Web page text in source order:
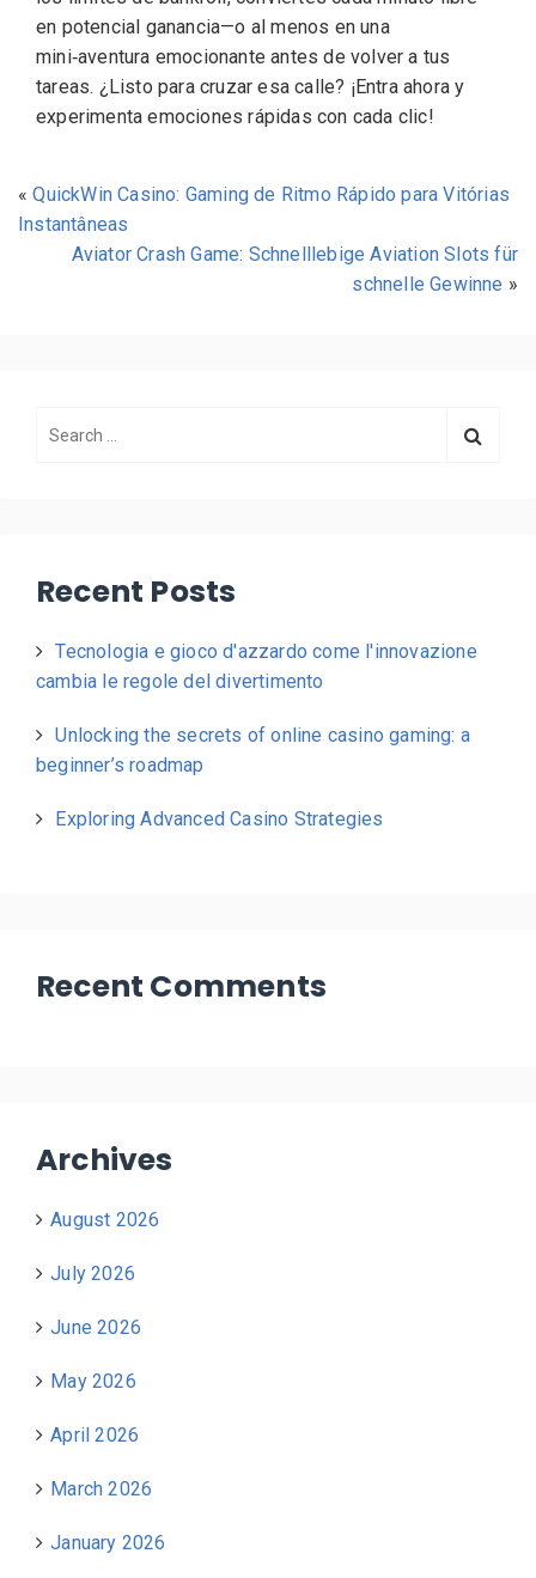
en potencial ganancia—o al menos en una
mini‑aventura emocionante antes de volver a tus
tareas. ¿Listo para cruzar esa calle? ¡Entra ahora y
experimenta emociones rápidas con cada clic!
«QuickWin Casino: Gaming de Ritmo Rápido para Vitórias
Instantâneas
Aviator Crash Game: Schnelllebige Aviation Slots für
schnelle Gewinne »
Recent Posts
Tecnologia e gioco d'azzardo come l'innovazione
cambia le regole del divertimento
Unlocking the secrets of online casino gaming: a
beginner’s roadmap
Exploring Advanced Casino Strategies
Recent Comments
Archives
August 2026
July 2026
June 2026
May 2026
April 2026
March 2026
January 2026